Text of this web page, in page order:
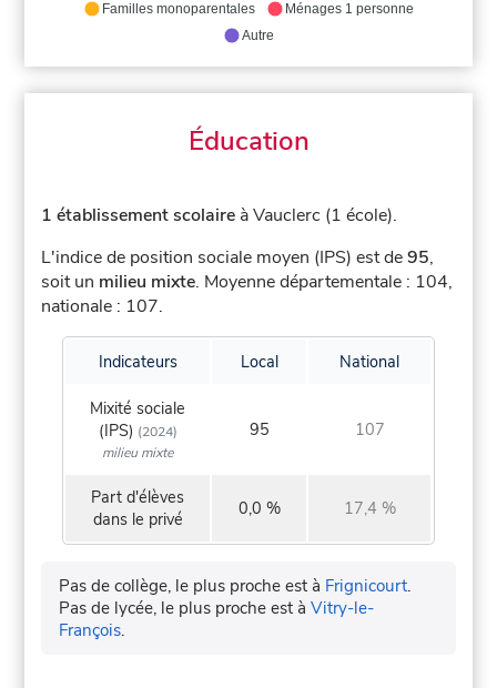
Familles monoparentales
Ménages 1 personne
Autre
Éducation
1 établissement scolaire à Vauclerc (1 école).
L'indice de position sociale moyen (IPS) est de95,
soit un milieu mixte. Moyenne départementale : 104,
nationale : 107.
Indicateurs Local National
Mixité sociale
(IPS) (2024)
milieu mixte
95 107
Part d'élèves
dans le privé
0,0 % 17,4 %
Pas de collège, le plus proche est à Frignicourt.
Pas de lycée, le plus proche est àVitry-le-
François.